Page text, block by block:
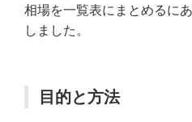
相場を一覧表にまとめるに
しました。
目的と方法